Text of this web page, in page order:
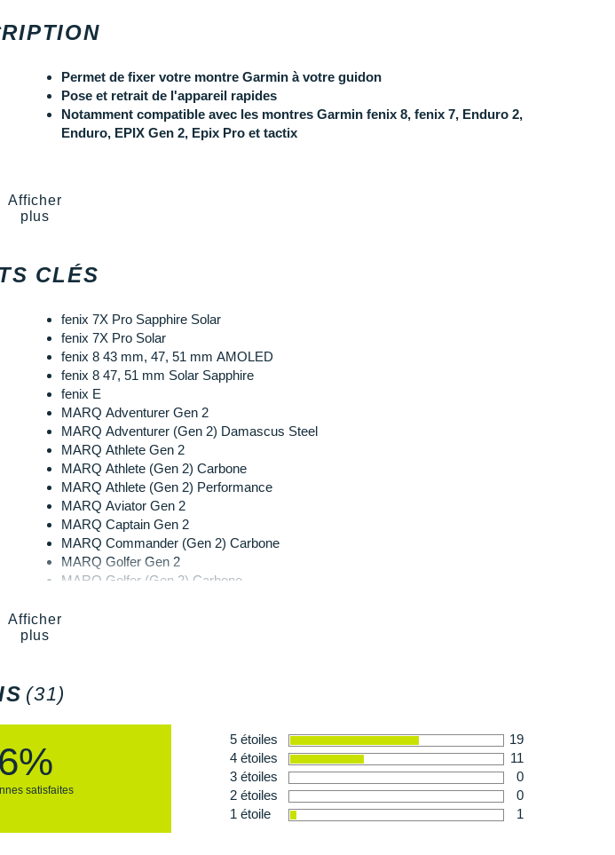
Permet de fixer votre montre Garmin à votre guidon
Pose et retrait de l'appareil rapides
Notamment compatible avec les montres Garmin fenix 8, fenix 7, Enduro 2,
Enduro, EPIX Gen 2, Epix Pro et tactix
Afficher
plus
CLÉS
fenix 7X Pro Sapphire Solar
fenix 7X Pro Solar
fenix 8 43 mm, 47, 51 mm AMOLED
fenix 8 47, 51 mm Solar Sapphire
fenix E
MARQ Adventurer Gen 2
MARQ Adventurer (Gen 2) Damascus Steel
MARQ Athlete Gen 2
MARQ Athlete (Gen 2) Carbone
MARQ Athlete (Gen 2) Performance
MARQ Aviator Gen 2
MARQ Captain Gen 2
MARQ Commander (Gen 2) Carbone
MARQ Golfer Gen 2
MARQ Golfer (Gen 2) Carbone
quatix 6 Titanium
quatix 7 Sapphire
tactix Delta Sapphire
tactix 7 AMOLED
Afficher
plus
(31)
satisfaites
5 étoiles
19
4 étoiles
11
3 étoiles
0
2 étoiles
0
1 étoile
1